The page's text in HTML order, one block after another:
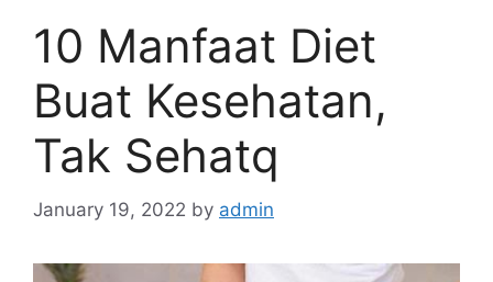
10 Manfaat Diet
Buat Kesehatan,
Tak Sehatq
January 19, 2022 by admin